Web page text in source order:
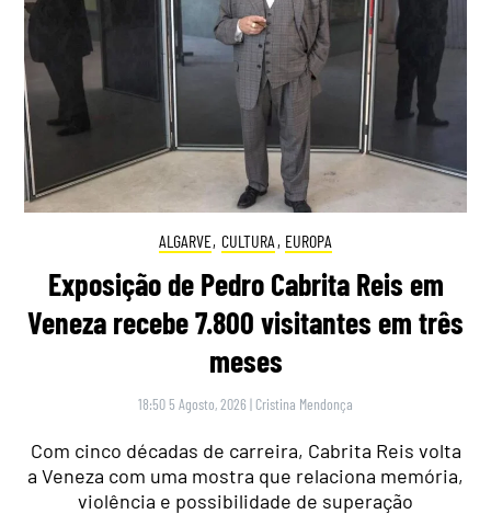
ALGARVE, CULTURA , EUROPA
Exposição de Pedro Cabrita Reis em
Veneza recebe 7.800 visitantes em três
meses
18:50 5 Agosto, 2026 | Cristina Mendonça
Com cinco décadas de carreira, Cabrita Reis volta
a Veneza com uma mostra que relaciona memória,
violência e possibilidade de superação